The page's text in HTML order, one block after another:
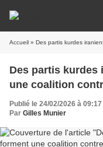
Accueil » Des partis kurdes
Des partis kurdes
une coalition
Publié le 24/02/2026 à 09:17
Par Gilles Munier